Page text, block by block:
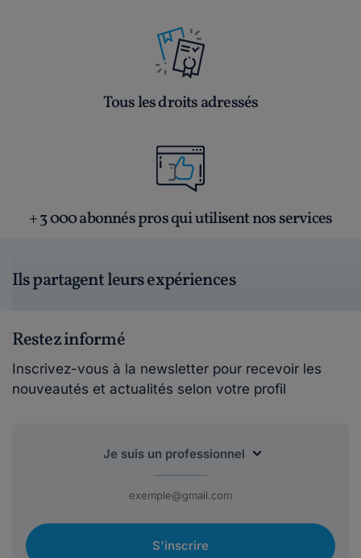
Tous les droits adressés
+ 3 000 abonnés pros qui utilisent nos services
Ils partagent leurs expériences
Restez informé
Inscrivez-vous à la newsletter pour recevoir les
nouveautés et actualités selon votre profil
S'inscrire